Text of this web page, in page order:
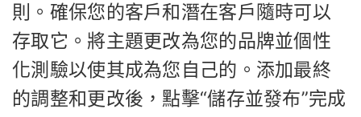
則。確保您的客戶和潛在客戶隨時可以
存取它。將主題更改為您的品牌並個性
化測驗以使其成為您自己的。添加最終
的調整和更改後，點擊“儲存並發布”完成